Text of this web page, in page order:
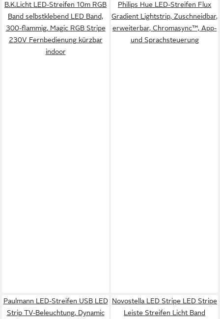
B.K.Licht LED-Streifen 10m RGB
Band selbstklebend LED Band,
300-flammig, Magic RGB Stripe
230V Fernbedienung kürzbar
indoor
Philips Hue LED-Streifen Flux
Gradient Lightstrip, Zuschneidbar,
erweiterbar, Chromasync™, App-
und Sprachsteuerung
Paulmann LED-Streifen USB LED
Strip TV-Beleuchtung, Dynamic
Novostella LED Stripe LED Stripe
Leiste Streifen Licht Band